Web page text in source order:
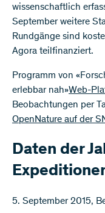
wissenschaftlich
September weitere
Rundgänge sind
Agora teilfinanziert.
Programm von
erlebbar nah»Web-
Beobachtungen per
OpenNature auf der
Daten der
5. September 2015,